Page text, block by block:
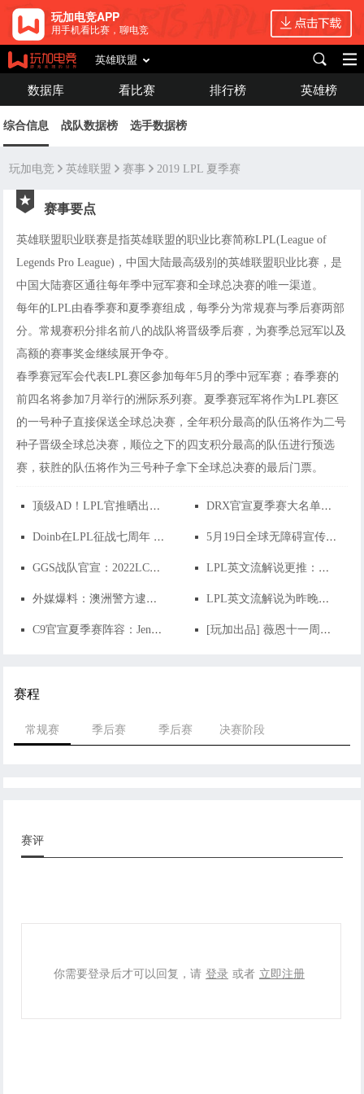
玩加电竞APP
用手机看比赛，聊电竞
英雄联盟
数据库 看比赛 排行榜 英雄榜
综合信息 战队数据榜 选手数据榜
玩加电竞 英雄联盟 赛事 2019 LPL 夏季赛
赛事要点
英雄联盟职业联赛是指英雄联盟的职业比赛简称LPL(League of
Legends Pro League)，中国大陆最高级别的英雄联盟职业比赛，是
中国大陆赛区通往每年季中冠军赛和全球总决赛的唯一渠道。
每年的LPL由春季赛和夏季赛组成，每季分为常规赛与季后赛两部
分。常规赛积分排名前八的战队将晋级季后赛，为赛季总冠军以及
高额的赛事奖金继续展开争夺。
春季赛冠军会代表LPL赛区参加每年5月的季中冠军赛；春季赛的
前四名将参加7月举行的洲际系列赛。夏季赛冠军将作为LPL赛区
的一号种子直接保送全球总决赛，全年积分最高的队伍将作为二号
种子晋级全球总决赛，顺位之下的四支积分最高的队伍进行预选
赛，获胜的队伍将作为三号种子拿下全球总决赛的最后门票。
顶
级AD！LPL官推晒出GALA近三场战绩
D
oinb在LPL征战七周年 你对他印象最深的操作是？
G
GS战队官宣：2022LCS夏季赛首发名单
外
媒爆料：澳洲警方逮捕两名涉嫌操纵LPL假赛男子
C
9官宣夏季赛阵容：Jensen回归担任中单 Zven转为辅
D
RX官宣夏季赛大名单：与春季赛毫无变化
5
月19日全球无障碍宣传日 与LPL共同建设有爱无碍的世界
L
PL英文流解说更推：无论怎样 MSI都将是两败俱伤
L
PL英文流解说为昨晚言论致歉：我不支持任何一方的种 族歧视
[
玩加出品] 薇恩十一周年数据：Uzi使用薇恩在LPL获得三
赛程
常规赛 季后赛 季后赛 决赛阶段
赛评
你需要登录后才可以回复，请 登录 或者 立即注册